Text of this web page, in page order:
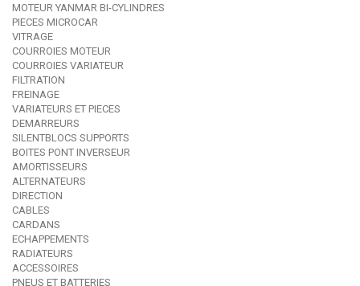
MOTEUR YANMAR BI-CYLINDRES
PIECES MICROCAR
VITRAGE
COURROIES MOTEUR
COURROIES VARIATEUR
FILTRATION
FREINAGE
VARIATEURS ET PIECES
DEMARREURS
SILENTBLOCS SUPPORTS
BOITES PONT INVERSEUR
AMORTISSEURS
ALTERNATEURS
DIRECTION
CABLES
CARDANS
ECHAPPEMENTS
RADIATEURS
ACCESSOIRES
PNEUS ET BATTERIES